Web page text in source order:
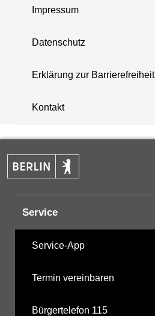
+
−
Impressum
Datenschutz
Erklärung zur Barrierefreiheit
Kontakt
Service
Service-App
Termin vereinbaren
Bürgertelefon 115